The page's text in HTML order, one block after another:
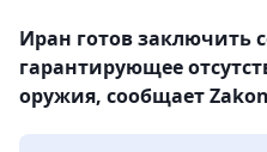
Иран готов заключить
гарантирующее
оружия, сообщает